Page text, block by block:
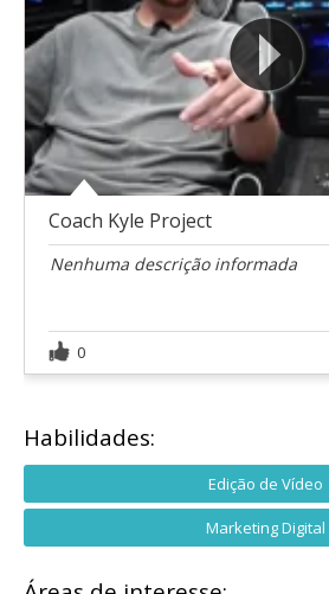
Coach Kyle Project
Nenhuma descrição informada
0
Habilidades:
Edição de Vídeo
Marketing Digital